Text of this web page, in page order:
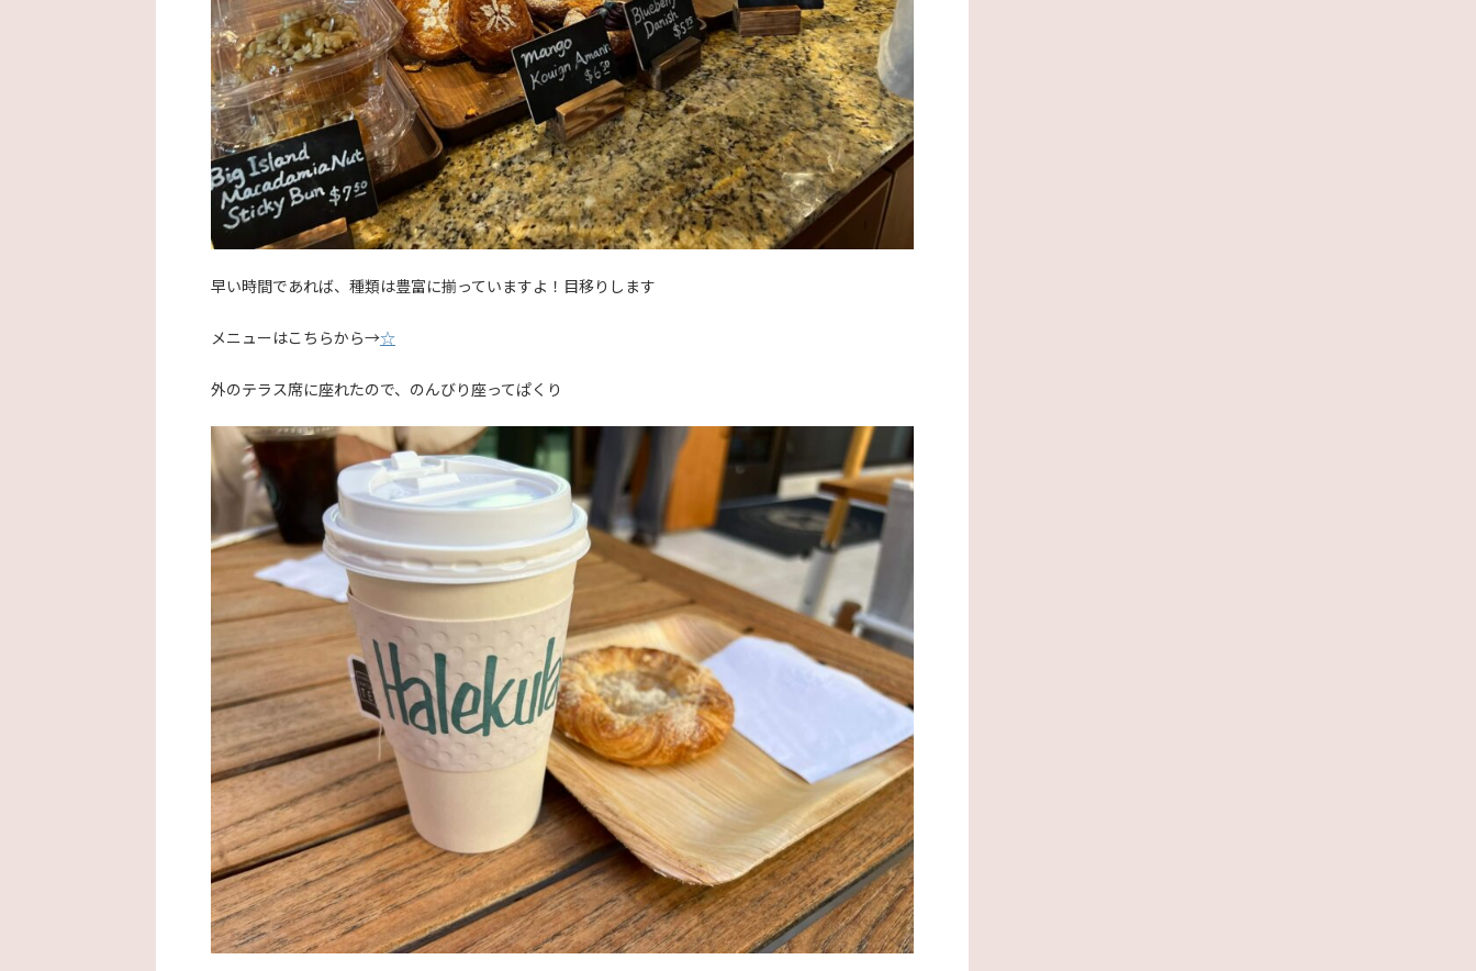
早い時間であれば、種類は豊富に揃っていますよ！目移りします
メニューはこちらから→☆
外のテラス席に座れたので、のんびり座ってぱくり